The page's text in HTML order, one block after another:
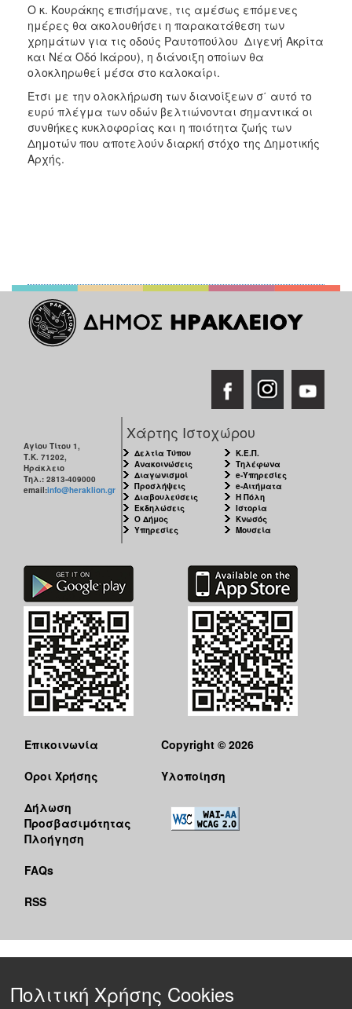
Ο κ. Κουράκης επισήμανε, τις αμέσως επόμενες
ημέρες θα ακολουθήσει η παρακατάθεση των
χρημάτων για τις οδούς Ραυτοπούλου  Διγενή Ακρίτα
και Νέα Οδό Ικάρου), η διάνοιξη οποίων θα
ολοκληρωθεί μέσα στο καλοκαίρι.
Έτσι με την ολοκλήρωση των διανοίξεων σ΄ αυτό το
ευρύ πλέγμα των οδών βελτιώνονται σημαντικά οι
συνθήκες κυκλοφορίας και η ποιότητα ζωής των
Δημοτών που αποτελούν διαρκή στόχο της Δημοτικής
Αρχής.
Αγίου Τίτου 1,
Τ.Κ. 71202,
Ηράκλειο
Τηλ.: 2813-409000
email:info@heraklion.gr
Χάρτης Ιστοχώρου
Δελτία Τύπου
Ανακοινώσεις
Διαγωνισμοί
Προσλήψεις
Διαβουλεύσεις
Εκδηλώσεις
Ο Δήμος
Υπηρεσίες
Κ.Ε.Π.
Τηλέφωνα
e-Υπηρεσίες
e-Αιτήματα
Η Πόλη
Ιστορία
Κνωσός
Μουσεία
Επικοινωνία
Όροι Χρήσης
Δήλωση
Προσβασιμότητας
Πλοήγηση
FAQs
RSS
Copyright © 2026
Υλοποίηση
Πολιτική Χρήσης Cookies